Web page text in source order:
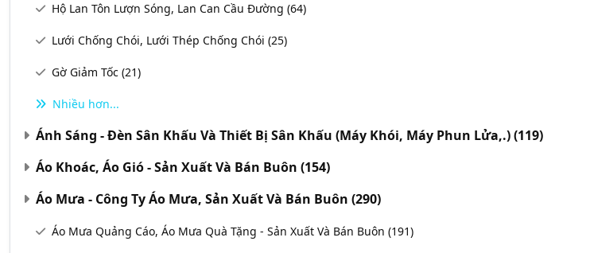
Hộ Lan Tôn Lượn Sóng, Lan Can Cầu Đường (64)
Lưới Chống Chói, Lưới Thép Chống Chói (25)
Gờ Giảm Tốc (21)
Nhiều hơn...
Ánh Sáng - Đèn Sân Khấu Và Thiết Bị Sân Khấu (Máy Khói, Máy Phun Lửa,.)(119)
Áo Khoác, Áo Gió - Sản Xuất Và Bán Buôn (154)
Áo Mưa - Công Ty Áo Mưa, Sản Xuất Và Bán Buôn (290)
Áo Mưa Quảng Cáo, Áo Mưa Quà Tặng - Sản Xuất Và Bán Buôn (191)